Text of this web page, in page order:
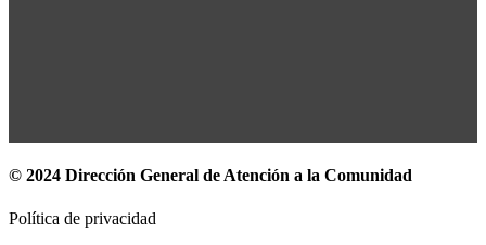
© 2024 Dirección General de Atención a la Comunidad
Política de privacidad